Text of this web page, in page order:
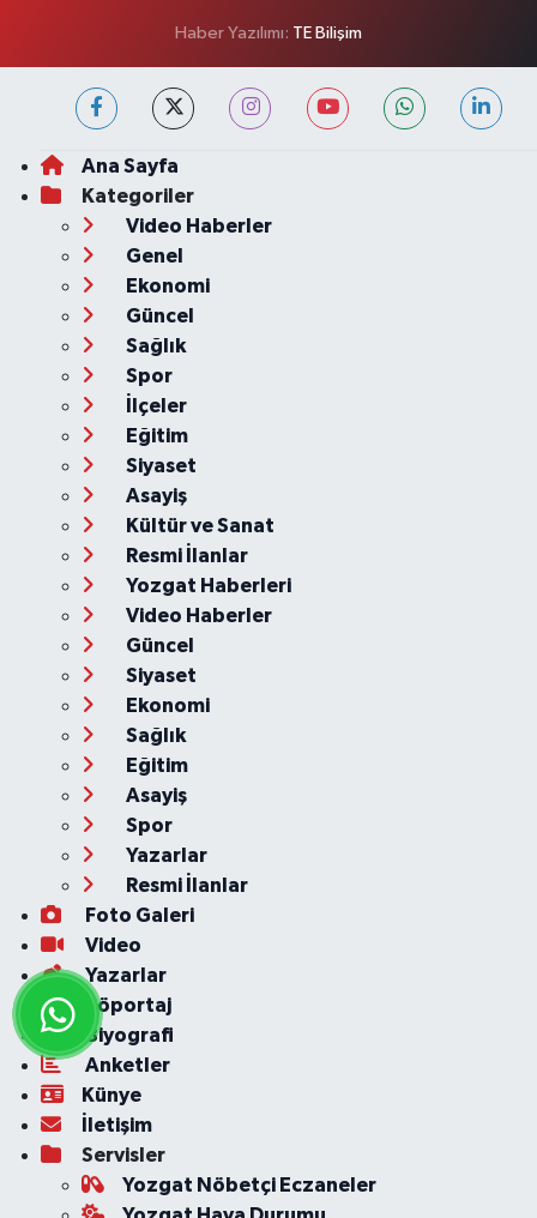
Haber Yazılımı: TE Bilişim
Ana Sayfa
Kategoriler
Video Haberler
Genel
Ekonomi
Güncel
Sağlık
Spor
İlçeler
Eğitim
Siyaset
Asayiş
Kültür ve Sanat
Resmi İlanlar
Yozgat Haberleri
Video Haberler
Güncel
Siyaset
Ekonomi
Sağlık
Eğitim
Asayiş
Spor
Yazarlar
Resmi İlanlar
Foto Galeri
Video
Yazarlar
Röportaj
Biyografi
Anketler
Künye
İletişim
Servisler
Yozgat Nöbetçi Eczaneler